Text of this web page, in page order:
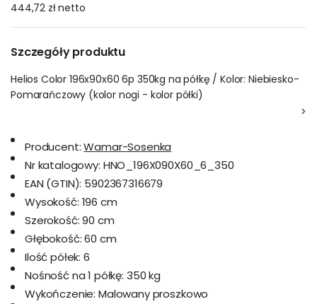
444,72 złnetto
Szczegóły produktu
Helios Color 196x90x60 6p 350kg na półkę / Kolor: Niebiesko-
Pomarańczowy (kolor nogi - kolor półki)
>
Producent: Wamar-Sosenka
Nr katalogowy: HNO_196X090X60_6_350
EAN (GTIN): 5902367316679
Wysokość: 196 cm
Szerokość: 90 cm
Głębokość: 60 cm
Ilość półek: 6
Nośność na 1 półkę: 350 kg
Wykończenie: Malowany proszkowo